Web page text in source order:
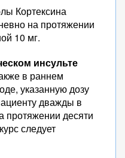
Кортексина
на протяжении
10 мг.
инсульте
в раннем
указанную дозу
дважды в
протяжении десяти
следует